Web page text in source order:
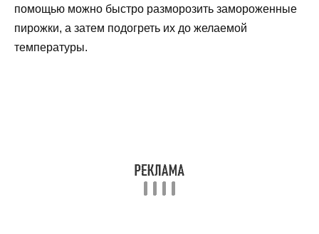
помощью можно быстро разморозить замороженные
пирожки, а затем подогреть их до желаемой
температуры.